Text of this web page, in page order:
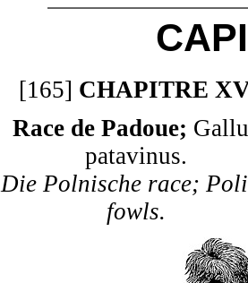
[165] CHAPITRE
Race de Padoue;
patavinus.
Die Polnische race;
fowls.